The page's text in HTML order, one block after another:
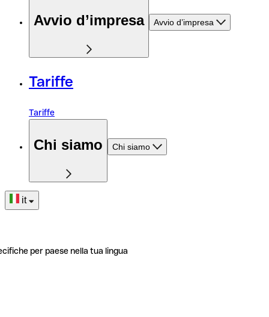
Avvio d’impresa Avvio d’impresa
Tariffe
Tariffe
Chi siamo Chi siamo
it
per paese nella tua lingua